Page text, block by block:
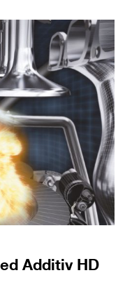
Additiv HD